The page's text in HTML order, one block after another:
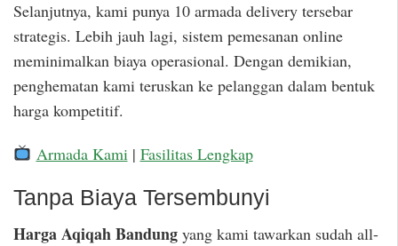
Selanjutnya, kami punya 10 armada delivery tersebar
strategis. Lebih jauh lagi, sistem pemesanan online
meminimalkan biaya operasional. Dengan demikian,
penghematan kami teruskan ke pelanggan dalam bentuk
harga kompetitif.
Armada Kami | Fasilitas Lengkap
Tanpa Biaya Tersembunyi
Harga Aqiqah Bandung yang kami tawarkan sudah all-